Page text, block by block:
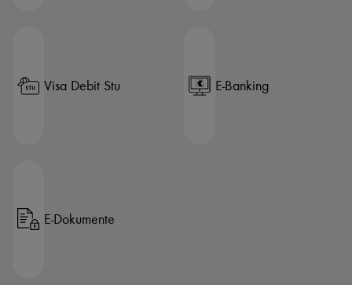
Visa Debit Stu E-Banking
E-Dokumente